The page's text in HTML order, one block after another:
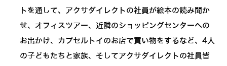
トを通して、アクサダイレクトの社員が絵本の読み聞か
せ、オフィスツアー、近隣のショッピングセンターへの
お出かけ、カプセルトイのお店で買い物をするなど、4人
の子どもたちと家族、そしてアクサダイレクトの社員皆